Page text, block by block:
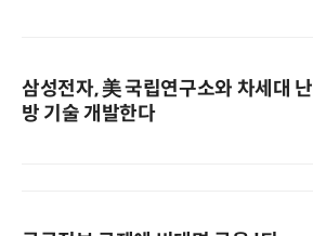
삼성전자, 美 국립연구소와 차세대 난
방 기술 개발한다